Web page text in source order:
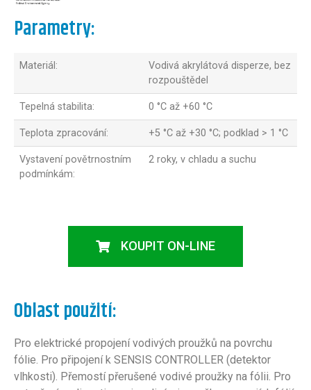
Parametry:
Materiál:
Vodivá akrylátová disperze, bez
rozpouštědel
Tepelná stabilita: 0 °C až +60 °C
Teplota zpracování: +5 °C až +30 °C; podklad > 1 °C
Vystavení povětrnostním
podmínkám:
2 roky, v chladu a suchu
KOUPIT ON-LINE
Oblast použití:
Pro elektrické propojení vodivých proužků na povrchu
fólie. Pro připojení k SENSIS CONTROLLER (detektor
vlhkosti). Přemostí přerušené vodivé proužky na fólii. Pro